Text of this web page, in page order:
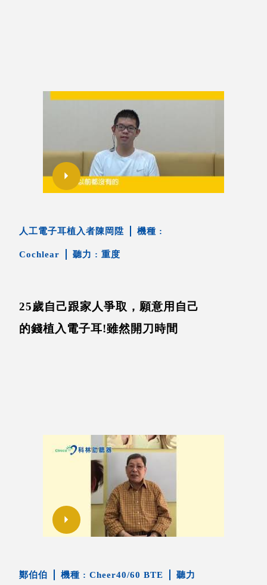
人工電子耳植入者陳岡陞
Cochlear 重度
25歲自己跟家人爭取，願意用自己
的錢植入電子耳!雖然開刀時間
鄭伯伯 Cheer40/60 BTE